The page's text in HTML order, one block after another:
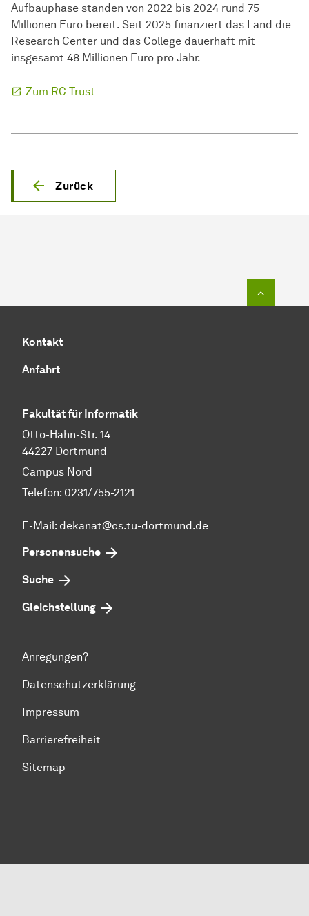
Aufbauphase standen von 2022 bis 2024 rund 75
Millionen Euro bereit. Seit 2025 finanziert das Land die
Research Center und das College dauerhaft mit
insgesamt 48 Millionen Euro pro Jahr.
Zum RC Trust
Zurück
Kontakt
Anfahrt
Fakultät für Informatik
Otto-Hahn-Str. 14
44227 Dortmund
Campus Nord
Telefon: 0231/755-2121
E-Mail: dekanat@cs.tu-dortmund.de
Personensuche
Suche
Gleichstellung
Anregungen?
Datenschutzerklärung
Impressum
Barrierefreiheit
Sitemap